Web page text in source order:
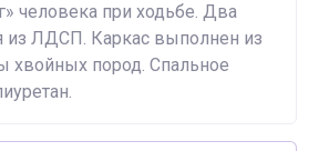
человека при ходьбе. Два
из ЛДСП. Каркас выполнен из
хвойных пород. Спальное